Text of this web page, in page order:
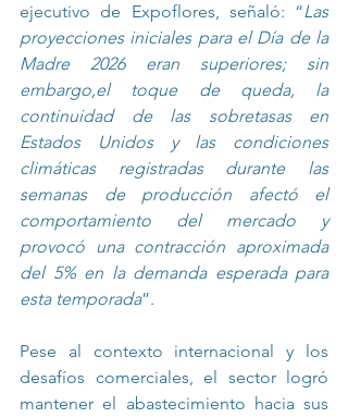
ejecutivo de Expoflores, señaló: “Las
proyecciones iniciales para el Día de la
Madre 2026 eran superiores; sin
embargo,el toque de queda, la
continuidad de las sobretasas en
Estados Unidos y las condiciones
climáticas registradas durante las
semanas de producción afectó el
comportamiento del mercado y
provocó una contracción aproximada
del 5% en la demanda esperada para
esta temporada”.
Pese al contexto internacional y los
desafíos comerciales, el sector logró
mantener el abastecimiento hacia sus